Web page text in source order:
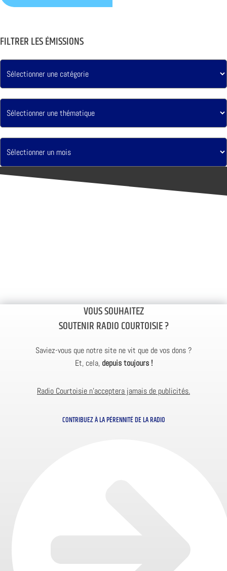
FILTRER LES ÉMISSIONS
VOUS SOUHAITEZ
SOUTENIR RADIO COURTOISIE ?
Saviez-vous que notre site ne vit que de vos dons ?
Et, cela, depuis toujours !
Radio Courtoisie n’acceptera jamais de publicités.
CONTRIBUEZ À LA PÉRENNITÉ DE LA RADIO